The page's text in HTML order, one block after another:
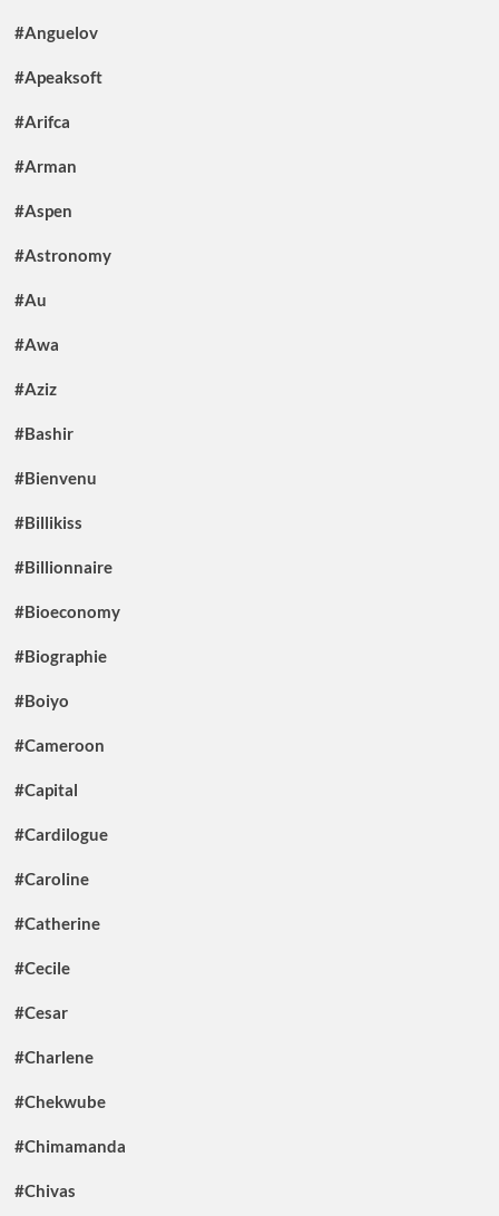
#Anguelov
#Apeaksoft
#Arifca
#Arman
#Aspen
#Astronomy
#Au
#Awa
#Aziz
#Bashir
#Bienvenu
#Billikiss
#Billionnaire
#Bioeconomy
#Biographie
#Boiyo
#Cameroon
#Capital
#Cardilogue
#Caroline
#Catherine
#Cecile
#Cesar
#Charlene
#Chekwube
#Chimamanda
#Chivas